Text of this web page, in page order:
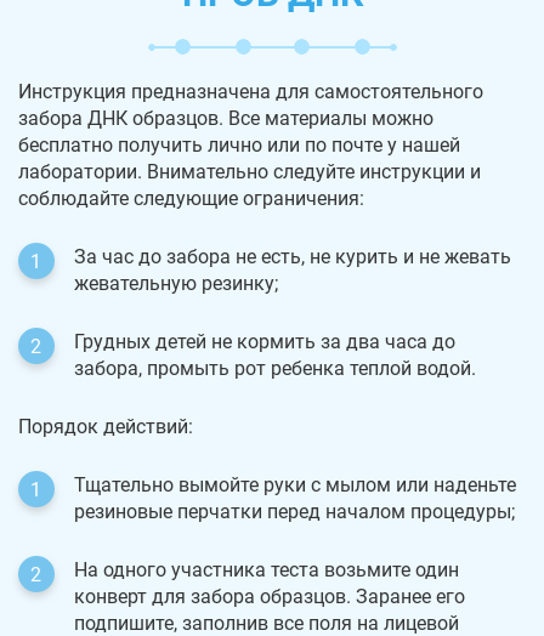
Инструкция предназначена для самостоятельного
забора ДНК образцов. Все материалы можно
бесплатно получить лично или по почте у нашей
лаборатории. Внимательно следуйте инструкции и
соблюдайте следующие ограничения:
За час до забора не есть, не курить и не жевать
жевательную резинку;
Грудных детей не кормить за два часа до
забора, промыть рот ребенка теплой водой.
Порядок действий:
Тщательно вымойте руки с мылом или наденьте
резиновые перчатки перед началом процедуры;
На одного участника теста возьмите один
конверт для забора образцов. Заранее его
подпишите, заполнив все поля на лицевой